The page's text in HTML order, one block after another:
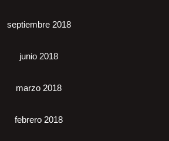
septiembre 2018
junio 2018
marzo 2018
febrero 2018